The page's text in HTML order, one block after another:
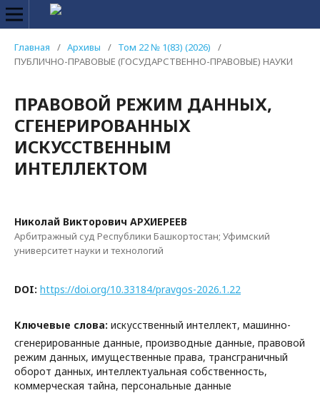
Главная / Архивы / Том 22 № 1(83) (2026)
/
ПУБЛИЧНО-ПРАВОВЫЕ (ГОСУДАРСТВЕННО-ПРАВОВЫЕ) НАУКИ
ПРАВОВОЙ РЕЖИМ ДАННЫХ,
СГЕНЕРИРОВАННЫХ
ИСКУССТВЕННЫМ
ИНТЕЛЛЕКТОМ
Николай Викторович АРХИЕРЕЕВ
Арбитражный суд Республики Башкортостан; Уфимский
университет науки и технологий
DOI: https://doi.org/10.33184/pravgos-2026.1.22
Ключевые слова: искусственный интеллект, машинно-
сгенерированные данные, производные данные, правовой
режим данных, имущественные права, трансграничный
оборот данных, интеллектуальная собственность,
коммерческая тайна, персональные данные